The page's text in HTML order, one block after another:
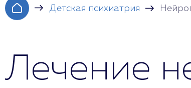
Детская психиатрия
Лечение